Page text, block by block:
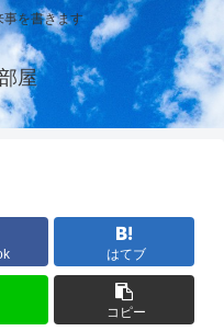
事を書きます
屋
はてブ
コピー